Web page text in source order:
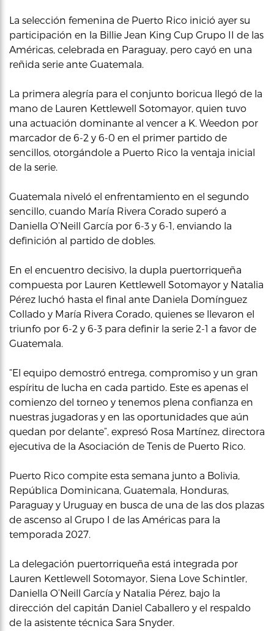
La selección femenina de Puerto Rico inició ayer su
participación en la Billie Jean King Cup Grupo II de las
Américas, celebrada en Paraguay, pero cayó en una
reñida serie ante Guatemala.
La primera alegría para el conjunto boricua llegó de la
mano de Lauren Kettlewell Sotomayor, quien tuvo
una actuación dominante al vencer a K. Weedon por
marcador de 6-2 y 6-0 en el primer partido de
sencillos, otorgándole a Puerto Rico la ventaja inicial
de la serie.
Guatemala niveló el enfrentamiento en el segundo
sencillo, cuando María Rivera Corado superó a
Daniella O’Neill García por 6-3 y 6-1, enviando la
definición al partido de dobles.
En el encuentro decisivo, la dupla puertorriqueña
compuesta por Lauren Kettlewell Sotomayor y Natalia
Pérez luchó hasta el final ante Daniela Domínguez
Collado y María Rivera Corado, quienes se llevaron el
triunfo por 6-2 y 6-3 para definir la serie 2-1 a favor de
Guatemala.
“El equipo demostró entrega, compromiso y un gran
espíritu de lucha en cada partido. Este es apenas el
comienzo del torneo y tenemos plena confianza en
nuestras jugadoras y en las oportunidades que aún
quedan por delante”, expresó Rosa Martínez, directora
ejecutiva de la Asociación de Tenis de Puerto Rico.
Puerto Rico compite esta semana junto a Bolivia,
República Dominicana, Guatemala, Honduras,
Paraguay y Uruguay en busca de una de las dos plazas
de ascenso al Grupo I de las Américas para la
temporada 2027.
La delegación puertorriqueña está integrada por
Lauren Kettlewell Sotomayor, Siena Love Schintler,
Daniella O’Neill García y Natalia Pérez, bajo la
dirección del capitán Daniel Caballero y el respaldo
de la asistente técnica Sara Snyder.